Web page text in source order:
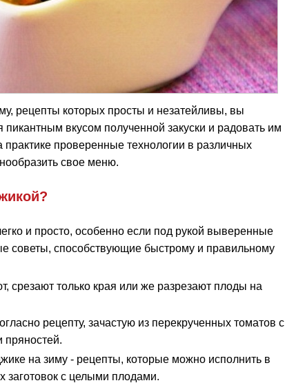
рецепты которых просты и незатейливы, вы
пикантным вкусом полученной закуски и радовать им
проверенные технологии в различных
свое меню.
и просто, особенно если под рукой выверенные
советы, способствующие быстрому и правильному
срезают только края или же разрезают плоды на
рецепту, зачастую из перекрученных томатов с
пряностей.
на зиму - рецепты, которые можно исполнить в
заготовок с целыми плодами.